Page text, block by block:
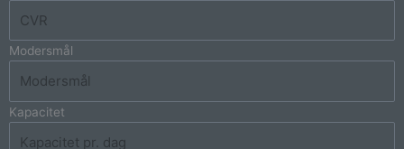
Modersmål
Kapacitet